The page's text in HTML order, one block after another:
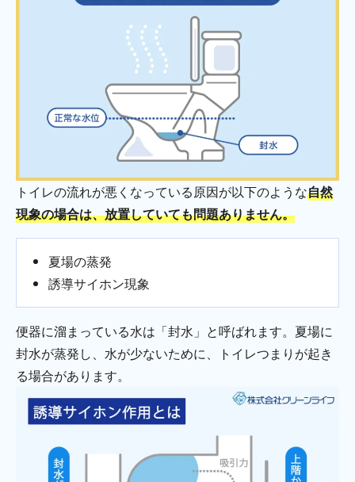
トイレの流れが悪くなっている原因が以下のような自然
現象の場合は、放置していても問題ありません。
夏場の蒸発
誘導サイホン現象
便器に溜まっている水は「封水」と呼ばれます。夏場に
封水が蒸発し、水が少ないために、トイレつまりが起き
る場合があります。